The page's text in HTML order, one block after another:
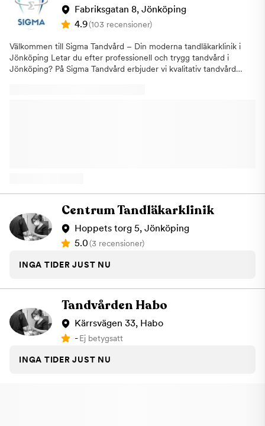
Fabriksgatan 8, Jönköping
4.9(103 recensioner)
Välkommen till Sigma Tandvård – Din moderna tandläkarklinik i
Jönköping Letar du efter professionell och trygg tandvård i
Jönköping? På Sigma Tandvård erbjuder vi kvalitativ tandvård
kvalitet är i fokus. Vi välkomnar både nya och återkommande
patienter – oavsett om du behöver en enkel kontroll, hjälp vid
tandvärk eller vill förbättra ditt leende. Hos Sigma Tandvård får
du alltid ett personligt bemötande och en trygg
tandvårdsupplevelse. Boka tid hos Sigma Tandvård i Jönköping
redan idag – för ett friskare leende och bättre munhälsa!
Centrum Tandläkarklinik
Hoppets torg 5, Jönköping
5.0(3 recensioner)
INGA TIDER JUST NU
Tandvården Habo
Kärrsvägen 33, Habo
-Ej betygsatt
INGA TIDER JUST NU